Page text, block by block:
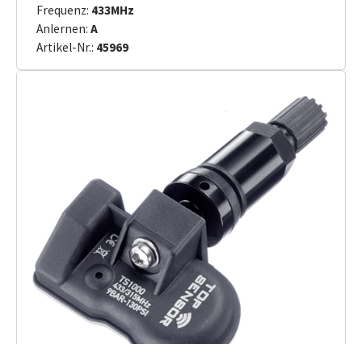
Frequenz: 433MHz
Anlernen: A
Artikel-Nr.: 45969